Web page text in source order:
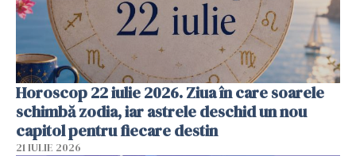
Horoscop 22 iulie 2026. Ziua în care soarele
schimbă zodia, iar astrele deschid un nou
capitol pentru fiecare destin
21 IULIE 2026